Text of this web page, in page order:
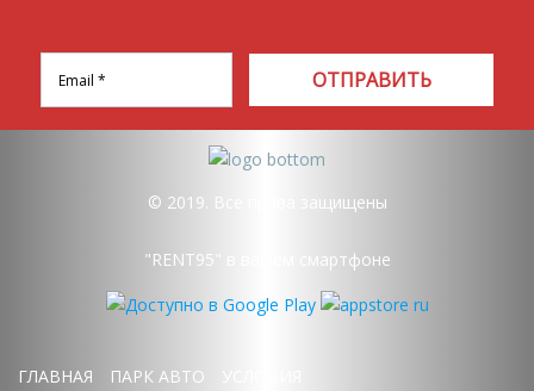
ОТПРАВИТЬ
© 2019. Все права защищены
"RENT95" в вашем смартфоне
ГЛАВНАЯ ПАРК АВТО